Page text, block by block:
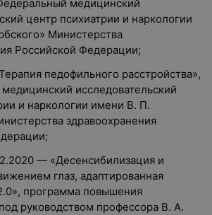
медицинский
центр психиатрии и наркологии
Министерства
Российской Федерации;
педофильного расстройства»,
исследовательский
и наркологии имени В. П.
здравоохранения
— «Десенсибилизация и
глаз, адаптированная
программа повышения
руководством профессора В. А.